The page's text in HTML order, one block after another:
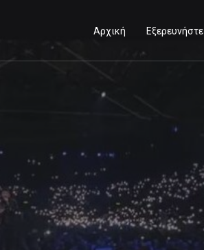
Αρχική Εξερευνήστε